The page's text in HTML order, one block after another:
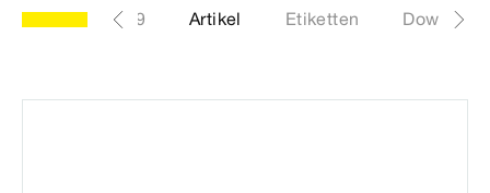
Modell 6161.239 Artikel Etiketten